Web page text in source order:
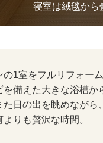
寝室は絨毯から
1室をフルリフォー
備えた大きな浴槽
日の出を眺めなが
りも贅沢な時間。